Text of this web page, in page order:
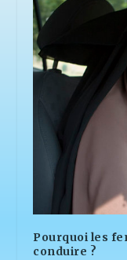
Pourquoi les
conduire ?